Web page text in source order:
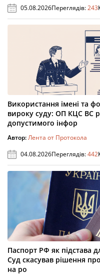
05.08.2026Переглядів:243
Використання імені та
вироку суду: ОП КЦС ВС
допустимого інфор
Автор:Лента от Протокола
04.08.2026Переглядів:442
Паспорт РФ як підстава
Суд скасував рішення
на ро